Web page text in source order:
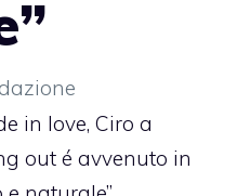
in love, Ciro a
out é avvenuto in